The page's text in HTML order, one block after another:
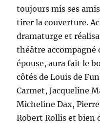
toujours mis ses
tirer la couverture.
dramaturge et
théâtre accompagné
épouse, aura fait le
côtés de Louis de
Carmet, Jacqueline
Micheline Dax, Pierre
Robert Rollis et bien